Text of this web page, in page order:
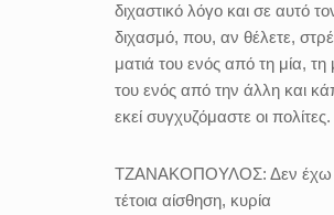
διχαστικό λόγο και σε αυτό
διχασμό, που, αν θέλετε,
ματιά του ενός από τη μία, τη
του ενός από την άλλη και
εκεί συγχυζόμαστε οι πολίτες.
ΤΖΑΝΑΚΟΠΟΥΛΟΣ: Δεν έχω
τέτοια αίσθηση, κυρία